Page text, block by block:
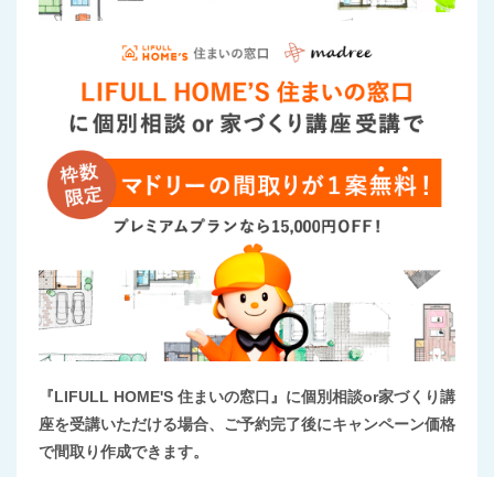
『LIFULL HOME'S 住まいの窓口』に個別相談or家づくり講
座を受講いただける場合、ご予約完了後にキャンペーン価格
で間取り作成できます。